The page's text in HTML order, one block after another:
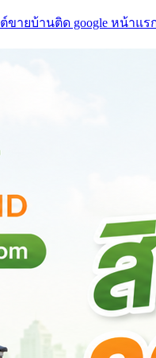
ายบ้านติด google หน้าแร